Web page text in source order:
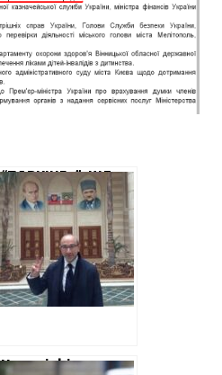
“ПАРКІНГ+”: ЩЕ
110 МІЛЬЙОНІВ З
БЮДЖЕТУ
ХАРКОВА ДЛЯ
ОТОЧЕННЯ
ДМИТРА
МЕДВЕДЄВА
Чеські фірми